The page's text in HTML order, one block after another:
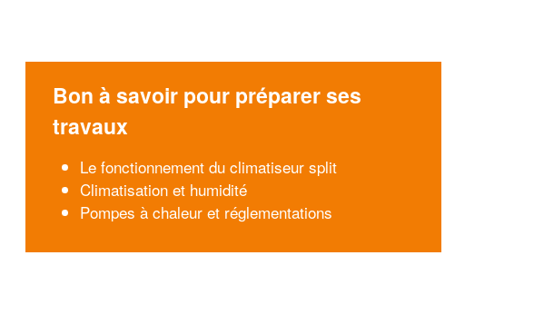
Bon à savoir pour préparer ses
travaux
Le fonctionnement du climatiseur split
Climatisation et humidité
Pompes à chaleur et réglementations